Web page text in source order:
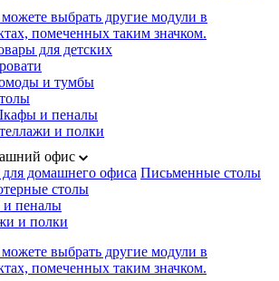
выбрать другие модули в
помеченных таким значком.
для детских
и тумбы
и пеналы
и полки
офис
домашнего офиса Письменные столы
столы
пеналы
и полки
выбрать другие модули в
помеченных таким значком.